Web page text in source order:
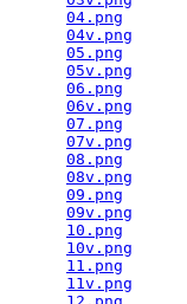
04.png
04v.png
05.png
05v.png
06.png
06v.png
07.png
07v.png
08.png
08v.png
09.png
09v.png
10.png
10v.png
11.png
11v.png